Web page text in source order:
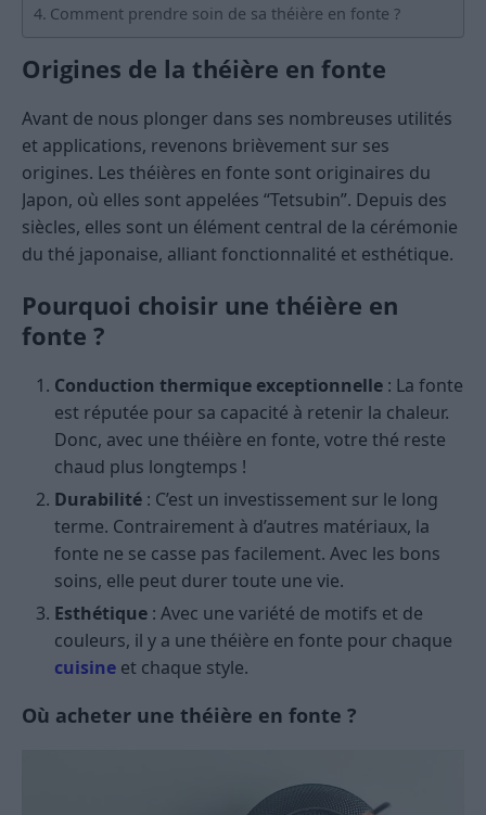
Comment prendre soin de sa théière en fonte ?
Origines de la théière en fonte
Avant de nous plonger dans ses nombreuses utilités
et applications, revenons brièvement sur ses
origines. Les théières en fonte sont originaires du
Japon, où elles sont appelées “Tetsubin”. Depuis des
siècles, elles sont un élément central de la cérémonie
du thé japonaise, alliant fonctionnalité et esthétique.
Pourquoi choisir une théière en
fonte ?
Conduction thermique exceptionnelle : La fonte
est réputée pour sa capacité à retenir la chaleur.
Donc, avec une théière en fonte, votre thé reste
chaud plus longtemps !
Durabilité : C’est un investissement sur le long
terme. Contrairement à d’autres matériaux, la
fonte ne se casse pas facilement. Avec les bons
soins, elle peut durer toute une vie.
Esthétique : Avec une variété de motifs et de
couleurs, il y a une théière en fonte pour chaque
cuisine et chaque style.
Où acheter une théière en fonte ?